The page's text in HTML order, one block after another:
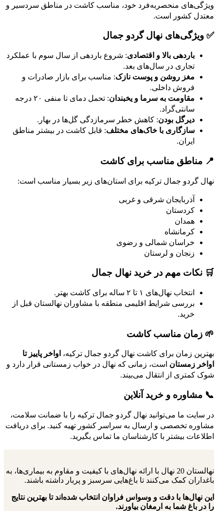
ویژگی‌های منحصر‌به‌فرد خود، مناسب کاشت در مناطق سردسیر و
معتدل کشور است.
✅ ویژگی‌های نهال گردو جمال
باردهی بالا و اقتصادی: شروع باردهی از سال سوم با عملکرد
تجاری در سال‌های بعد.
مغز روشن و پوست نازک: مناسب برای بازار صادرات و
فروش داخلی.
مقاومت به سرما و یخبندان
: تحمل دمای تا منفی ۲۰ درجه
سانتی‌گراد.
دیرگل بودن: کاهش خطر سرمازدگی گل‌ها در بهار.
سازگاری با خاک‌های مختلف: قابل کاشت در بیشتر مناطق
ایران.
📍 مناطق مناسب برای کاشت
نهال گردو جمال ترکیه برای استان‌های زیر بسیار مناسب است:
آذربایجان شرقی و غربی
کردستان
همدان
کرمانشاه
خراسان شمالی و رضوی
زنجان و لرستان
🛒 نکات مهم در خرید نهال جمال
انتخاب نهال‌های ۱ تا ۲ ساله برای کاشت بهتر.
بررسی شرایط اقلیمی منطقه با مشاوران نهالستان قبل از
خرید.
🌱 زمان مناسب کاشت
بهترین زمان برای کاشت نهال گردو جمال ترکیه، اواخر پاییز تا
اواخر زمستان است، زمانی که نهال در خواب زمستانی قرار دارد و
شوک کمتری از انتقال می‌بیند.
📞 مشاوره و خرید آنلاین
در سایت ما می‌توانید نهال گردو جمال ترکیه را با ضمانت سلامت،
مشاوره تخصصی و ارسال به سراسر کشور تهیه کنید. برای دریافت
اطلاعات بیشتر با کارشناسان ما تماس بگیرید.
نهالستان 20 نهال با ارائه نهال‌های با کیفیت و مقاوم به بیماری‌ها، به
باغداران کمک می‌کنند تا باغ‌هایی سرسبز و پربار داشته باشند.
این نهال‌ها با دقت و وسواس فراوان انتخاب شده‌اند تا بهترین نتایج
را در باغ شما به ارمغان بیاورند.